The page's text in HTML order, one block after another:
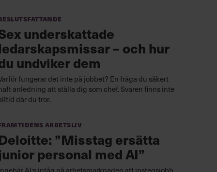
underskattade
– och hur
undviker dem
fungerar det inte på jobbet? En fråga du säkert
anledning att ställa dig som chef. Svaren finns inte
där du tror.
arbetsliv
”Misstag ersätta
personal med AI”